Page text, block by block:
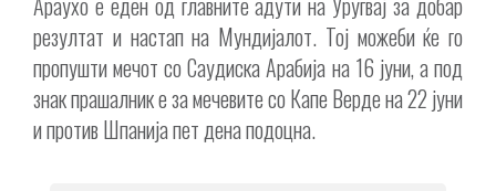
резултат и настап на Мундијалот. Тој можеби ќе го
пропушти мечот со Саудиска Арабија на 16 јуни, а под
знак прашалник е за мечевите со Капе Верде на 22 јуни
и против Шпанија пет дена подоцна.